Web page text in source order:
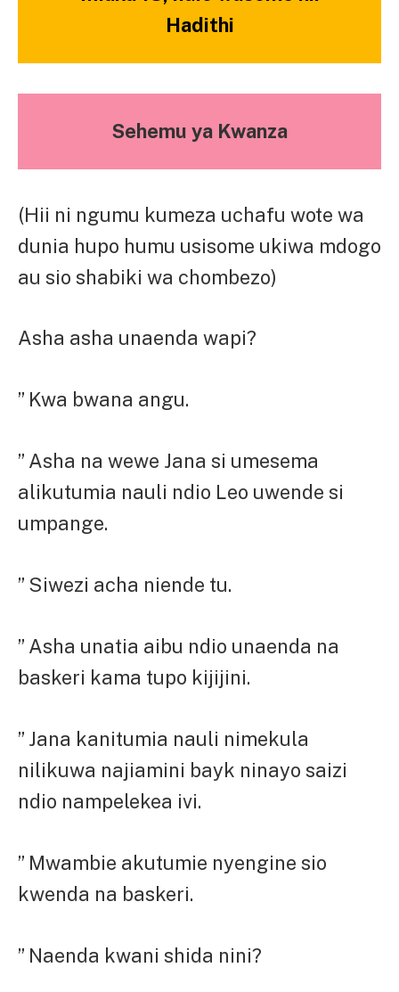
Hadithi
Sehemu ya Kwanza
(Hii ni ngumu kumeza uchafu wote wa
dunia hupo humu usisome ukiwa mdogo
au sio shabiki wa chombezo)
Asha asha unaenda wapi?
” Kwa bwana angu.
” Asha na wewe Jana si umesema
alikutumia nauli ndio Leo uwende si
umpange.
” Siwezi acha niende tu.
” Asha unatia aibu ndio unaenda na
baskeri kama tupo kijijini.
” Jana kanitumia nauli nimekula
nilikuwa najiamini bayk ninayo saizi
ndio nampelekea ivi.
” Mwambie akutumie nyengine sio
kwenda na baskeri.
” Naenda kwani shida nini?